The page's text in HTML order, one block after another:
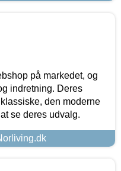
på markedet, og
indretning. Deres
den moderne
se deres udvalg.